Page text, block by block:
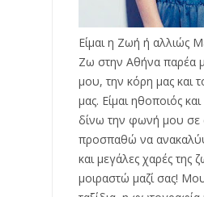
Είμαι η Ζωή ή αλλιώς
Ζω στην Αθήνα παρέα
μου, την κόρη μας και
μας. Είμαι ηθοποιός
δίνω την φωνή μου σε
προσπαθώ να
και μεγάλες χαρές της
μοιραστώ μαζί σας!